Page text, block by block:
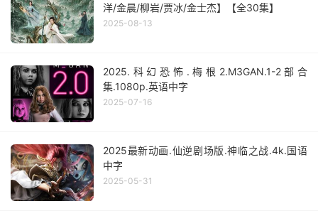
洋/金晨/柳岩/贾冰/金士杰】【全30集】
2025-08-13
2025.科幻恐怖.梅根2.M3GAN.1-2部合
集.1080p.英语中字
2025-07-16
2025最新动画.仙逆剧场版.神临之战.4k.国语
中字
2025-05-31